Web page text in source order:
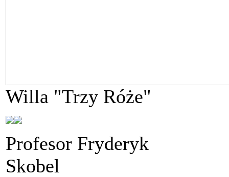
Willa "Trzy Róże"
Profesor Fryderyk